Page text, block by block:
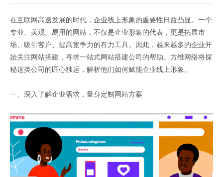
在互联网高速发展的时代，企业线上形象的重要性日益凸显。一个
专业、美观、易用的网站，不仅是企业形象的代表，更是拓展市
场、吸引客户、提高竞争力的有力工具。因此，越来越多的企业开
始关注网站搭建，寻求一站式网站搭建公司的帮助。方维网络将探
秘这类公司的匠心独运，解析他们如何赋能企业线上形象。
一、深入了解企业需求，量身定制网站方案